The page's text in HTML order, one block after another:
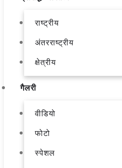
राष्ट्रीय
अंतरराष्ट्रीय
क्षेत्रीय
गैलरी
वीडियो
फोटो
स्पेशल